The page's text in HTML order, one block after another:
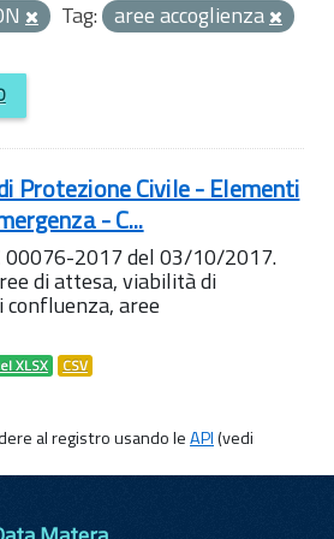
Tag: aree accoglienza
Protezione Civile - Elementi
- C...
00076-2017 del 03/10/2017.
di attesa, viabilità di
confluenza, aree
XLSX CSV
al registro usando leAPI(vedi